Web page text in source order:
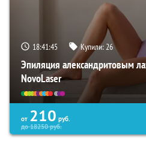
18:41:44 Купили:26
Эпиляция александритовым
NovoLaser
от 210 руб.
до18250руб.